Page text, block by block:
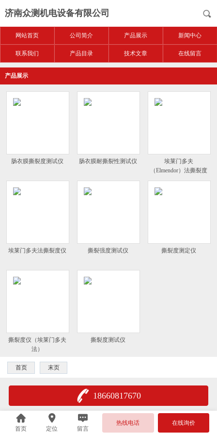
济南众测机电设备有限公司
网站首页 公司简介 产品展示 新闻中心
联系我们 产品目录 技术文章 在线留言
产品展示
肠衣膜撕裂度测试仪 肠衣膜耐撕裂性测试仪
埃莱门多夫
（Elmendor）法撕裂度
仪
埃莱门多夫法撕裂度仪 撕裂强度测试仪 撕裂度测定仪
撕裂度仪（埃莱门多夫
法）
撕裂度测试仪
首页 末页
18660817670
首页 定位 留言
热线电话 在线询价